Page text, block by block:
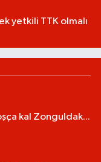
yetkili TTK olmalı
kal Zonguldak...